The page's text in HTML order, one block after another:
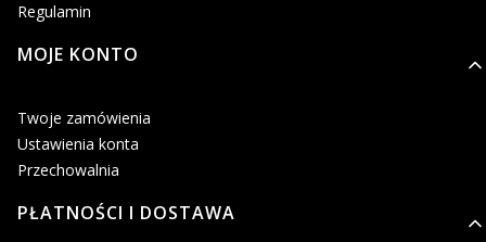
Regulamin
MOJE KONTO
Twoje zamówienia
Ustawienia konta
Przechowalnia
PŁATNOŚCI I DOSTAWA